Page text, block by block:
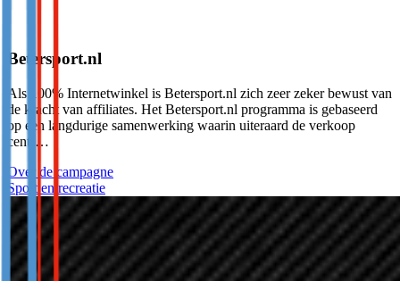
Betersport.nl
Als 100% Internetwinkel is Betersport.nl zich zeer zeker bewust van
de kracht van affiliates. Het Betersport.nl programma is gebaseerd
op een langdurige samenwerking waarin uiteraard de verkoop
centr…
Over de campagne
Sport en recreatie